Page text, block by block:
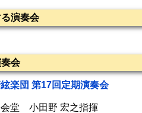
演奏会
会
楽団 第17回定期演奏会
会堂 小田野 宏之指揮